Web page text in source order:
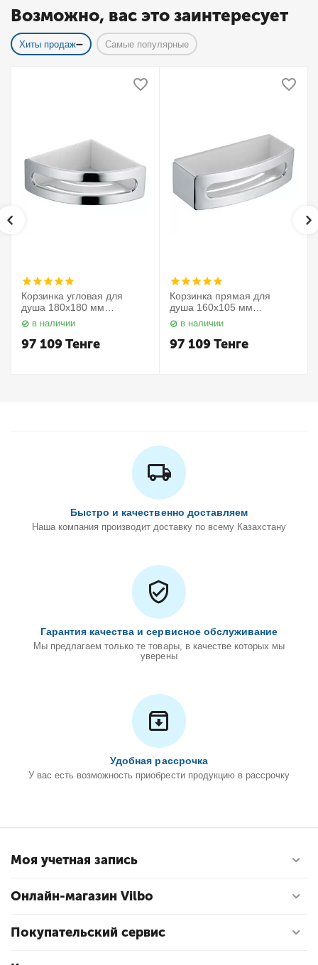
Возможно, вас это заинтересует
Хиты продаж Самые популярные
Корзинка угловая для
душа 180х180 мм
Elegance 11657010000
Keuco
в наличии
97 109Тенге
Корзинка прямая для
душа 160х105 мм
Elegance 11658010000
Keuco
в наличии
97 109Тенге
Быстро и качественно доставляем
Наша компания производит доставку по всему Казахстану
Гарантия качества и сервисное обслуживание
Мы предлагаем только те товары, в качестве которых мы
уверены
Удобная рассрочка
У вас есть возможность приобрести продукцию в рассрочку
Моя учетная запись
Онлайн-магазин Vilbo
Покупательский сервис